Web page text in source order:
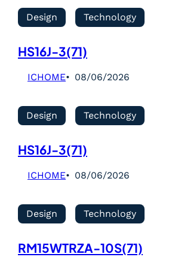
Design Technology
HS16J-3(71)
ICHOME 08/06/2026
Design Technology
HS16J-3(71)
ICHOME 08/06/2026
Design Technology
RM15WTRZA-10S(71)